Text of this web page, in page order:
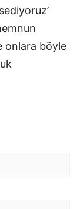
onlara böyle